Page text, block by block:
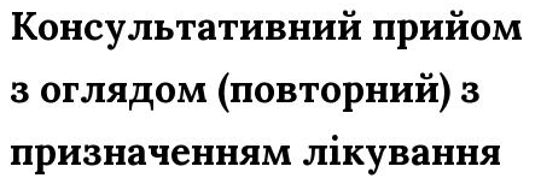
Консультативний прийом
з оглядом (повторний) з
призначенням лікування